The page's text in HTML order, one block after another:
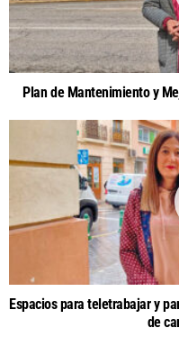
Plan de Mantenimiento y
Espacios para teletrabajar y
de